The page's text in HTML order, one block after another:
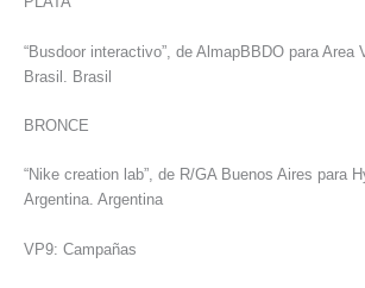
“Busdoor interactivo”, de AlmapBBDO para Area
Brasil. Brasil
BRONCE
“Nike creation lab”, de R/GA Buenos Aires para
Argentina. Argentina
VP9: Campañas